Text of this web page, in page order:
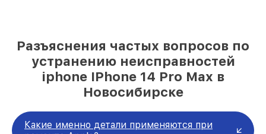
Разъяснения частых вопросов по
устранению неисправностей
iphone IPhone 14 Pro Max в
Новосибирске
Какие именно детали применяются при